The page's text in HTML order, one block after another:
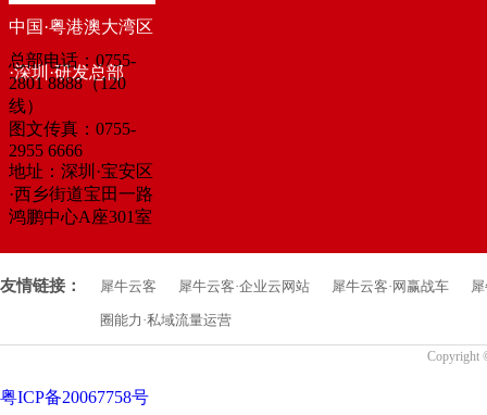
中国·粤港澳大湾区
·深圳·研发总部
总部电话：0755-
2801 8888（120
线）
图文传真：0755-
2955 6666
地址：深圳·宝安区
·西乡街道宝田一路
鸿鹏中心A座301室
友情链接： 犀牛云客 犀牛云客·企业云网站 犀牛云客·网赢战车
圈能力·私域流量运营
Copyright
粤ICP备20067758号